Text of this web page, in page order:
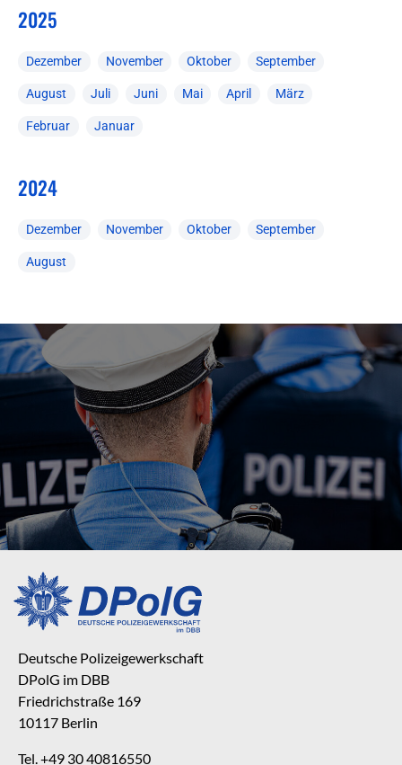
2025
Dezember November Oktober September
August Juli Juni Mai April März
Februar Januar
2024
Dezember November Oktober September
August
Deutsche Polizeigewerkschaft
DPolG im DBB
Friedrichstraße 169
10117 Berlin
Tel. +49 30 40816550